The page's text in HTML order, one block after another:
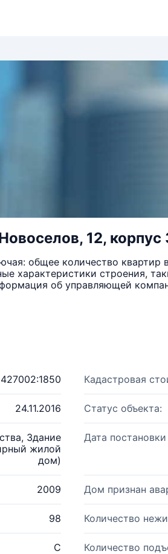
12, корпус
общее количество квартир
характеристики строения,
об управляющей
Кадастровая
24.11.2016 Статус объекта:
Здание
жилой
дом)
Дата постановки
2009 Дом признан
98 Количество
C Количество